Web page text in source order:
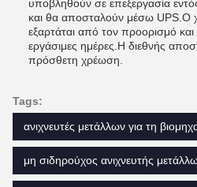
υποβληθούν σε επεξεργασία
και θα αποσταλούν μέσω UPS.Ο
εξαρτάται από τον προορισμό
εργάσιμες ημέρες.Η διεθνής
πρόσθετη χρέωση.
Tags:
ανιχνευτές μετάλλων για τη
μη σιδηρούχος ανιχνευτής